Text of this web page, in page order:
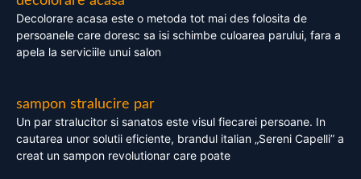
Decolorare acasa este o metoda tot mai des folosita de
persoanele care doresc sa isi schimbe culoarea parului, fara a
apela la serviciile unui salon
sampon stralucire par
Un par stralucitor si sanatos este visul fiecarei persoane. In
cautarea unor solutii eficiente, brandul italian „Sereni Capelli” a
creat un sampon revolutionar care poate